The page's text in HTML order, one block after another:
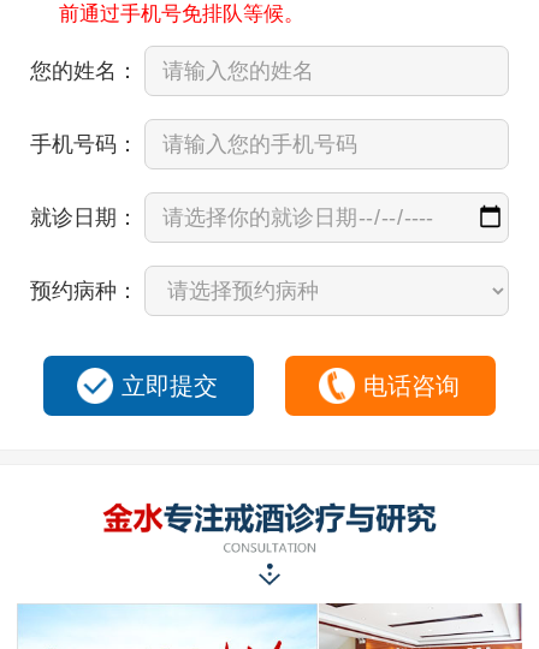
前通过手机号免排队等候。
您的姓名：
手机号码：
就诊日期：
预约病种：
立即提交 电话咨询